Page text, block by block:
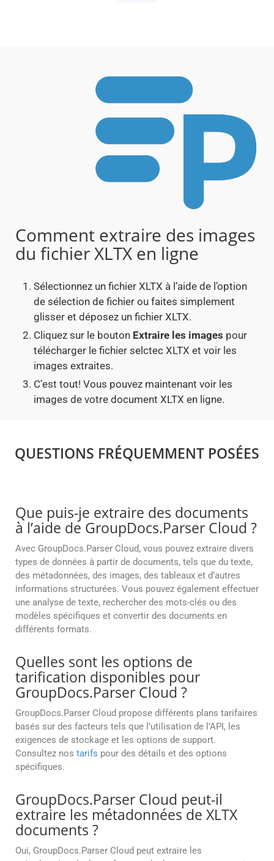
Comment extraire des images
du fichier XLTX en ligne
Sélectionnez un fichier XLTX à l’aide de l’option
de sélection de fichier ou faites simplement
glisser et déposez un fichier XLTX.
Cliquez sur le bouton Extraire les images pour
télécharger le fichier selctec XLTX et voir les
images extraites.
C’est tout! Vous pouvez maintenant voir les
images de votre document XLTX en ligne.
QUESTIONS FRÉQUEMMENT POSÉES
Que puis-je extraire des documents
à l’aide de GroupDocs.Parser Cloud ?
Avec GroupDocs.Parser Cloud, vous pouvez extraire divers
types de données à partir de documents, tels que du texte,
des métadonnées, des images, des tableaux et d’autres
informations structurées. Vous pouvez également effectuer
une analyse de texte, rechercher des mots-clés ou des
modèles spécifiques et convertir des documents en
différents formats.
Quelles sont les options de
tarification disponibles pour
GroupDocs.Parser Cloud ?
GroupDocs.Parser Cloud propose différents plans tarifaires
basés sur des facteurs tels que l’utilisation de l’API, les
exigences de stockage et les options de support.
Consultez nos tarifs pour des détails et des options
spécifiques.
GroupDocs.Parser Cloud peut-il
extraire les métadonnées de XLTX
documents ?
Oui, GroupDocs.Parser Cloud peut extraire les